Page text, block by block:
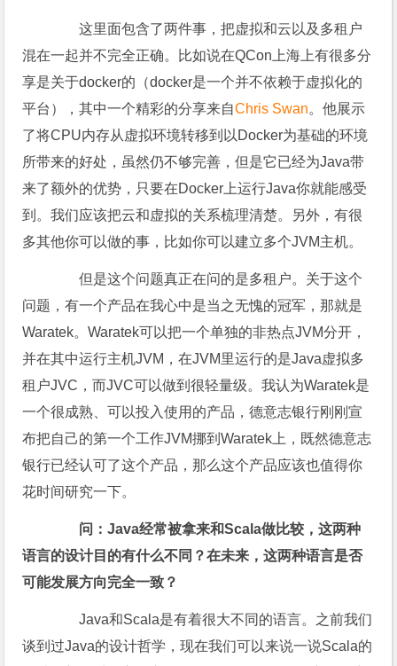
这里面包含了两件事，把虚拟和云以及多租户
混在一起并不完全正确。比如说在QCon上海上有很多分
享是关于docker的（docker是一个并不依赖于虚拟化的
平台），其中一个精彩的分享来自Chris Swan。他展示
了将CPU内存从虚拟环境转移到以Docker为基础的环境
所带来的好处，虽然仍不够完善，但是它已经为Java带
来了额外的优势，只要在Docker上运行Java你就能感受
到。我们应该把云和虚拟的关系梳理清楚。另外，有很
多其他你可以做的事，比如你可以建立多个JVM主机。
但是这个问题真正在问的是多租户。关于这个
问题，有一个产品在我心中是当之无愧的冠军，那就是
Waratek。Waratek可以把一个单独的非热点JVM分开，
并在其中运行主机JVM，在JVM里运行的是Java虚拟多
租户JVC，而JVC可以做到很轻量级。我认为Waratek是
一个很成熟、可以投入使用的产品，德意志银行刚刚宣
布把自己的第一个工作JVM挪到Waratek上，既然德意志
银行已经认可了这个产品，那么这个产品应该也值得你
花时间研究一下。
问：Java经常被拿来和Scala做比较，这两种
语言的设计目的有什么不同？在未来，这两种语言是否
可能发展方向完全一致？
Java和Scala是有着很大不同的语言。之前我们
谈到过Java的设计哲学，现在我们可以来说一说Scala的